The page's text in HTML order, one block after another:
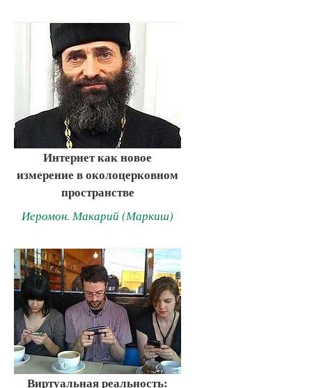
Интернет как новое
измерение в околоцерковном
пространстве
Иеромон. Макарий (Маркиш)
Виртуальная реальность: